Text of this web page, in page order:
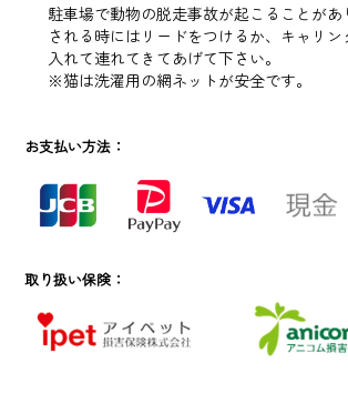
駐車場で動物の脱走事故が起こることがあ
される時にはリードをつけるか、キャリン
入れて連れてきてあげて下さい。
※猫は洗濯用の網ネットが安全です。
お支払い方法：
取り扱い保険：